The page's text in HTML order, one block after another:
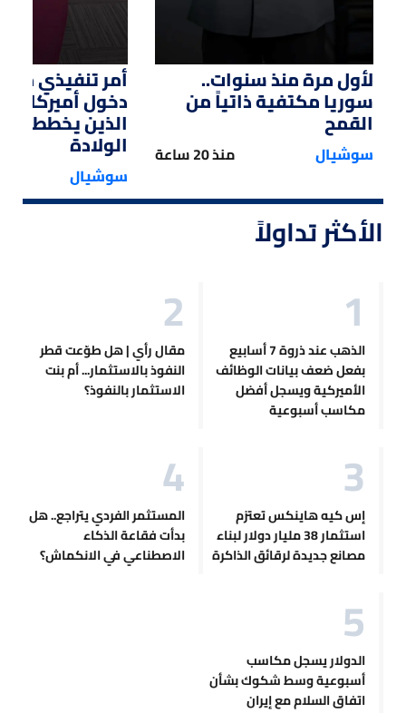
لأول مرة منذ سنوات..
سوريا مكتفية ذاتياً من
القمح
سوشيال منذ 20 ساعة
أمر تنفيذي من
دخول أميركا
الذين يخططون
الولادة
سوشيال
الأكثر تداولاً
الذهب عند ذروة 7 أسابيع
بفعل ضعف بيانات الوظائف
الأميركية ويسجل أفضل
مكاسب أسبوعية
مقال رأي | هل طوّعت قطر
النفوذ بالاستثمار... أم بنت
الاستثمار بالنفوذ؟
إس كيه هاينكس تعتزم
استثمار 38 مليار دولار لبناء
مصانع جديدة لرقائق الذاكرة
المستثمر الفردي يتراجع.. هل
بدأت فقاعة الذكاء
الاصطناعي في الانكماش؟
الدولار يسجل مكاسب
أسبوعية وسط شكوك بشأن
اتفاق السلام مع إيران